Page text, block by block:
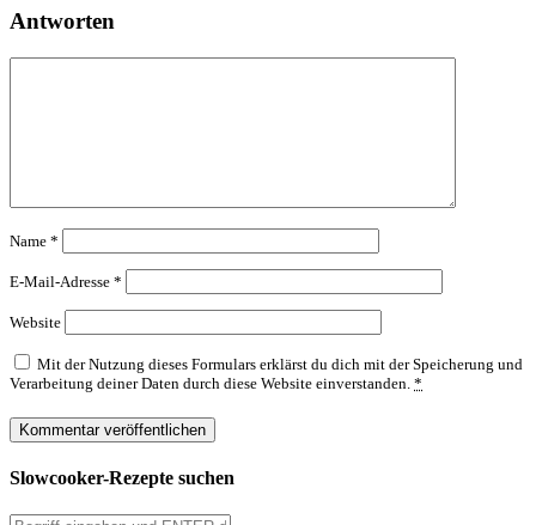
Antworten
Name *
E-Mail-Adresse *
Website
Mit der Nutzung dieses Formulars erklärst du dich mit der Speicherung und
Verarbeitung deiner Daten durch diese Website einverstanden. *
Slowcooker-Rezepte suchen